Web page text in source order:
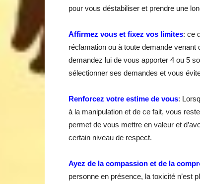
pour vous déstabiliser et prendre une
Affirmez vous et fixez vos limites: ce
réclamation ou à toute demande
demandez lui de vous apporter 4 ou 5
sélectionner ses demandes et vous
Renforcez votre estime de vous:
à la manipulation et de ce fait, vous
permet de vous mettre en valeur et
certain niveau de respect.
Ayez de la compassion et de la
personne en présence, la toxicité n’est